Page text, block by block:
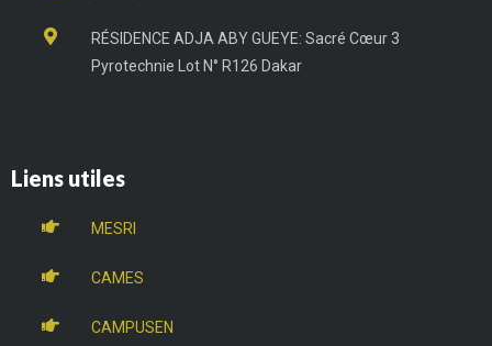
RÉSIDENCE ADJA ABY GUEYE: Sacré Cœur 3
Pyrotechnie Lot N° R126 Dakar
Liens utiles
MESRI
CAMES
CAMPUSEN